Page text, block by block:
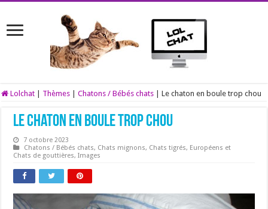
Lolchat Thèmes Chatons / Bébés chats Le chaton en boule trop chou
Le chaton en boule trop chou
7 octobre 2023
Chatons / Bébés chats, Chats mignons, Chats tigrés, Européens et
Chats de gouttières,Images